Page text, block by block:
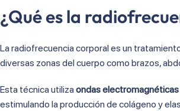
¿Qué es la
La radiofrecuencia corporal es un
diversas zonas del cuerpo como brazos,
Esta técnica utiliza ondas
estimulando la producción de colágeno y